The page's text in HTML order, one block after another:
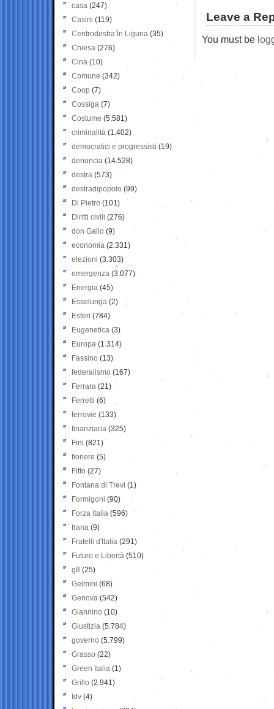
Leave a
You must be
casa (247)
Casini (119)
Centrodestra in Liguria (35)
Chiesa (276)
Cina (10)
Comune (342)
Coop (7)
Cossiga (7)
Costume (5.581)
criminalità (1.402)
democratici e progressisti (19)
denuncia (14.528)
destra (573)
destradipopolo (99)
Di Pietro (101)
Diritti civili (276)
don Gallo (9)
economia (2.331)
elezioni (3.303)
emergenza (3.077)
Energia (45)
Esselunga (2)
Esteri (784)
Eugenetica (3)
Europa (1.314)
Fassino (13)
federalismo (167)
Ferrara (21)
Ferretti (6)
ferrovie (133)
finanziaria (325)
Fini (821)
fioriere (5)
Fitto (27)
Fontana di Trevi (1)
Formigoni (90)
Forza Italia (596)
frana (9)
Fratelli d'Italia (291)
Futuro e Libertà (510)
g8 (25)
Gelmini (68)
Genova (542)
Giannino (10)
Giustizia (5.784)
governo (5.799)
Grasso (22)
Green Italia (1)
Grillo (2.941)
Idv (4)